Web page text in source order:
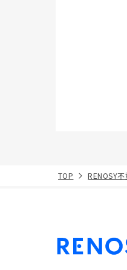
TOP RENOSY